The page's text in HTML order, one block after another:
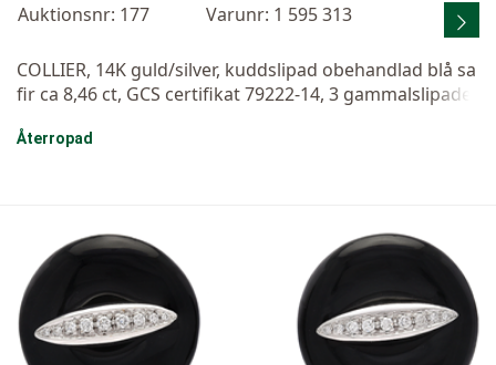
Auktionsnr: 177 Varunr: 1 595 313
COLLIER, 14K guld/silver, kuddslipad obehandlad blå sa
fir ca 8,46 ct, GCS certifikat 79222-14, 3 gammalslipade
sliten kulett och mycket små nagg på kronan.
Återropad